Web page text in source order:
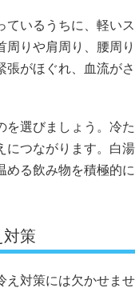
ているうちに、軽い
周りや肩周り、腰周
張がほぐれ、血流が
を選びましょう。冷
につながります。白
める飲み物を積極的
策
対策には欠かせませ